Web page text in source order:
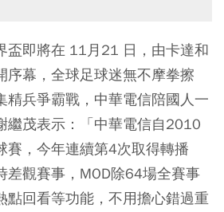
盃即將在 11月21 日，由卡達和
序幕，全球足球迷無不摩拳擦
精兵爭霸戰，中華電信陪國人一
繼茂表示：「中華電信自2010
賽，今年連續第4次取得轉播
差觀賽事，MOD除64場全賽事
點回看等功能，不用擔心錯過重